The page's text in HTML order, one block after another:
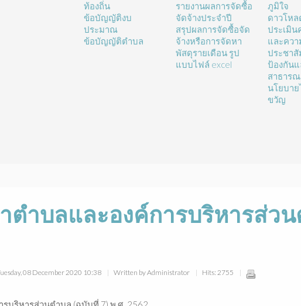
ท้องถิ่น
ข้อบัญญัติงบ
ประมาณ
ข้อบัญญัติตำบล
รายงานผลการจัดซื้อ
จัดจ้างประจำปี
สรุปผลการจัดซื้อจัด
จ้างหรือการจัดหา
พัสดุรายเดือน รูป
แบบไฟล์ excel
ภูมิใจ
ดาวโห
ประเมิ
และควา
ประชา
ป้องกันแ
สาธาร
นโยบา
ขวัญ
ตำบลและองค์การบริหารส่ว
08 December 2020 10:38 Written by Administrator Hits: 2755